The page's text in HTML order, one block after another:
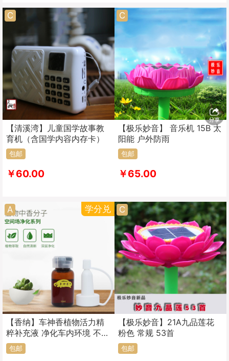
C
【清溪湾】儿童国学故事教
育机（含国学内容内存卡）
包邮
￥60.00
C
【极乐妙音】 音乐机 15B 太
阳能 户外防雨
包邮
￥65.00
A 学分兑
【香纳】车神香植物活力精
粹补充液 净化车内环境 不含
香薰机
包邮
C
【极乐妙音】21A九品莲花
粉色 常规 53首
包邮